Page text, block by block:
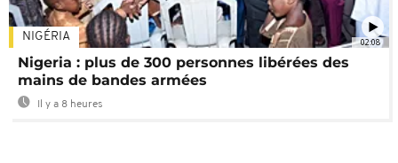
02:08
NIGÉRIA
Nigeria : plus de 300 personnes libérées des
mains de bandes armées
Il y a 8 heures